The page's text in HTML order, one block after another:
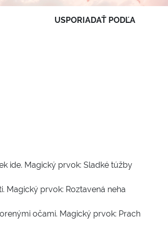
USPORIADAŤ PODĽA
ide. Magický prvok: Sladké túžby
Magický prvok: Roztavená neha
očami. Magický prvok: Prach